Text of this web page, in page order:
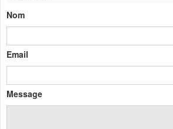
Nom
Email
Message